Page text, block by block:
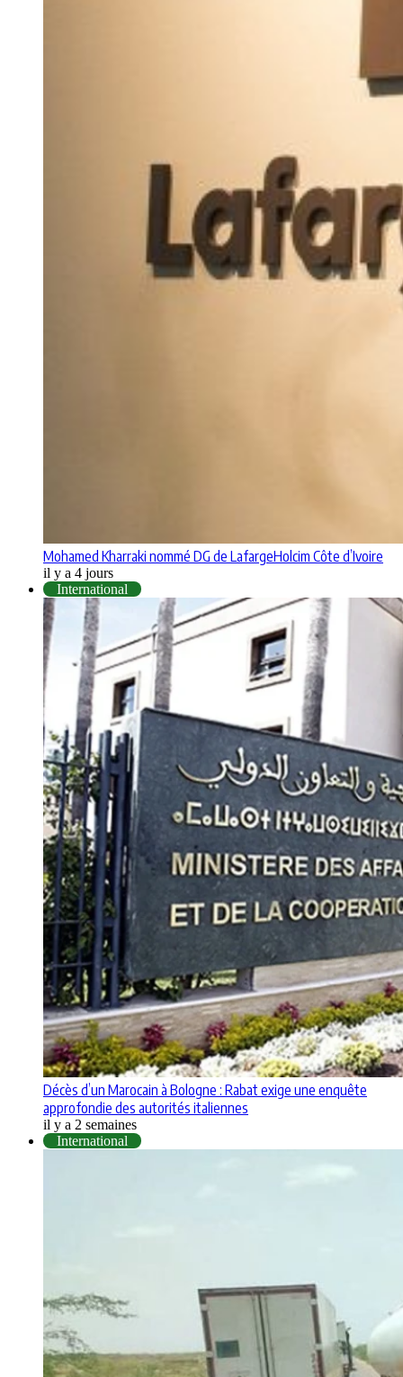
Mohamed Kharraki nommé DG de LafargeHolcim Côte d’Ivoire
il y a 4 jours
International
Décès d’un Marocain à Bologne : Rabat exige une enquête
approfondie des autorités italiennes
il y a 2 semaines
International